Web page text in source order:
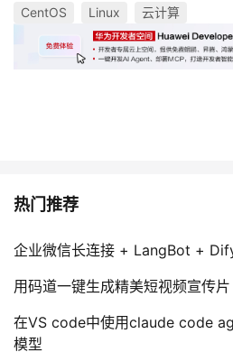
CentOS Linux 云计算
热门推荐
企业微信长连接 + LangBot +
用码道一键生成精美短视频宣传片
在VS code中使用claude code
模型